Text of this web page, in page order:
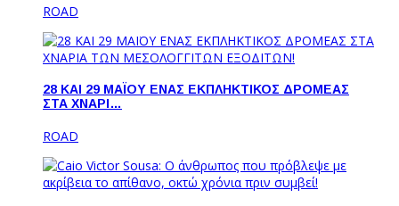
ROAD
28 ΚΑΙ 29 ΜΑΪΟΥ ΕΝΑΣ ΕΚΠΛΗΚΤΙΚΟΣ ΔΡΟΜΕΑΣ
ΣΤΑ ΧΝΑΡΙ…
ROAD